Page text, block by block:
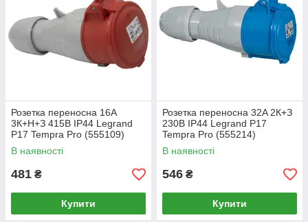
Розетка переносна 16A
3К+Н+З 415В IP44 Legrand
P17 Tempra Pro (555109)
В наявності
481 ₴
Купити
Розетка переносна 32A 2К+З
230В IP44 Legrand P17
Tempra Pro (555214)
В наявності
546 ₴
Купити